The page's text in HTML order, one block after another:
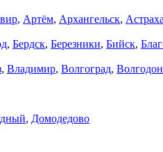
, Артём, Архангельск,
, Бердск, Березники, Бийск,
, Владимир, Волгоград,
, Домодедово